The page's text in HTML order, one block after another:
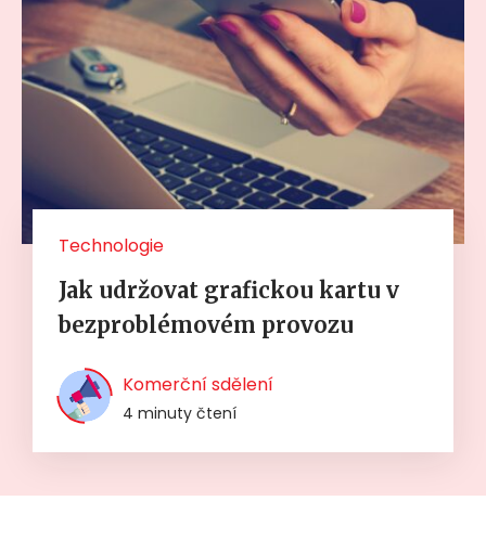
Technologie
Jak udržovat grafickou kartu v
bezproblémovém provozu
Komerční sdělení
4 minuty čtení